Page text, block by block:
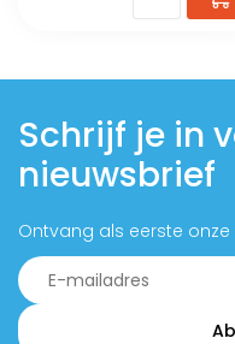
Schrijf je in
nieuwsbrief
Ontvang als eerste